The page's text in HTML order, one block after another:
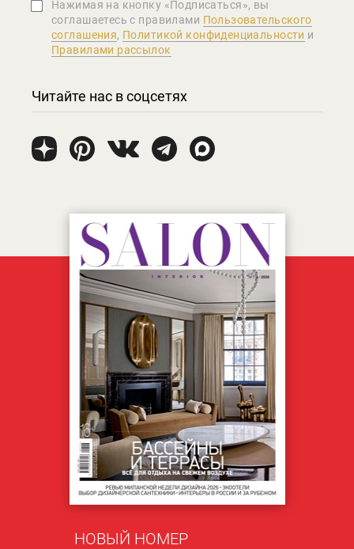
Нажимая на кнопку «Подписаться», вы
соглашаетеcь с правилами Пользовательского
соглашения, Политикой конфиденциальности и
Правилами рассылок
Читайте нас в соцсетях
НОВЫЙ НОМЕР